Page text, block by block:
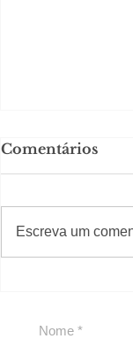
Solteirou!
Comentários
Escreva um